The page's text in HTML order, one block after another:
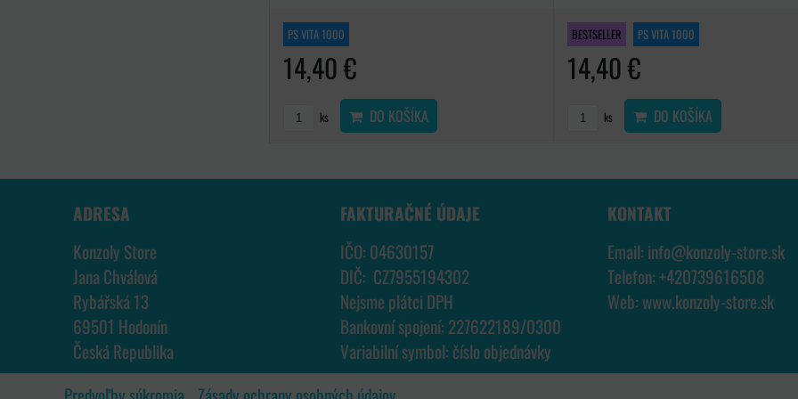
PS VITA 1000
14,40 €
ks DO KOŠÍKA
BESTSELLER PS VITA 1000
14,40 €
ks DO KOŠÍKA
ADRESA
Konzoly Store
Jana Chválová
Rybářská 13
69501 Hodonín
Česká Republika
FAKTURAČNÉ ÚDAJE
IČO: 04630157
DIČ: CZ7955194302
Nejsme plátci DPH
Bankovní spojení: 227622189/0300
Variabilní symbol: číslo objednávky
KONTAKT
Email: info@konzoly-store.sk
Telefon:+420739616508
Web: www.konzoly-store.sk